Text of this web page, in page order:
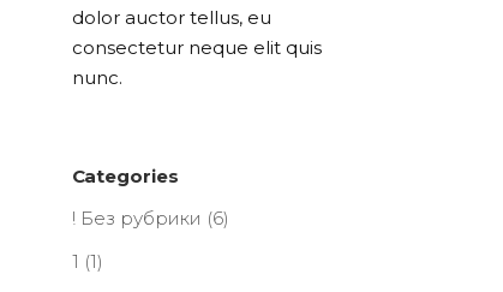
dolor auctor tellus, eu
consectetur neque elit quis
nunc.
Categories
! Без рубрики (6)
1 (1)